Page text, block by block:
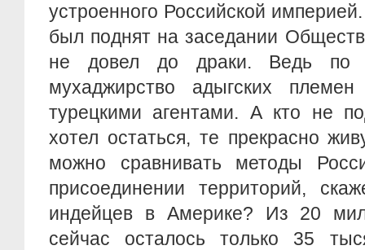
устроенного Российской
был поднят на заседании
не довел до драки. Ведь по
мухаджирство адыгских
турецкими агентами. А кто не
хотел остаться, те прекрасно
можно сравнивать методы
присоединении территорий,
индейцев в Америке? Из 20
сейчас осталось только 35